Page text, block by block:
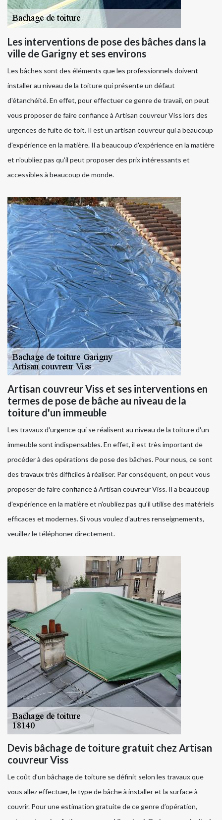
Les interventions de pose des bâches dans la
ville de Garigny et ses environs
Les bâches sont des éléments que les professionnels doivent
installer au niveau de la toiture qui présente un défaut
d'étanchéité. En effet, pour effectuer ce genre de travail, on peut
vous proposer de faire confiance à Artisan couvreur Viss lors des
urgences de fuite de toit. Il est un artisan couvreur qui a beaucoup
d'expérience en la matière. Il a beaucoup d'expérience en la matière
et n'oubliez pas qu'il peut proposer des prix intéressants et
accessibles à beaucoup de monde.
Artisan couvreur Viss et ses interventions en
termes de pose de bâche au niveau de la
toiture d'un immeuble
Les travaux d'urgence qui se réalisent au niveau de la toiture d'un
immeuble sont indispensables. En effet, il est très important de
procéder à des opérations de pose des bâches. Pour nous, ce sont
des travaux très difficiles à réaliser. Par conséquent, on peut vous
proposer de faire confiance à Artisan couvreur Viss. Il a beaucoup
d'expérience en la matière et n'oubliez pas qu'il utilise des matériels
efficaces et modernes. Si vous voulez d'autres renseignements,
veuillez le téléphoner directement.
Devis bâchage de toiture gratuit chez Artisan
couvreur Viss
Le coût d’un bâchage de toiture se définit selon les travaux que
vous allez effectuer, le type de bâche à installer et la surface à
couvrir. Pour une estimation gratuite de ce genre d’opération,